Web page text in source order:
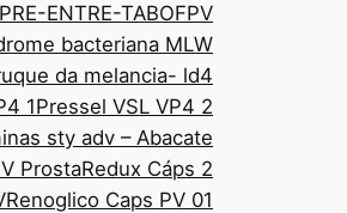
PRE-ENTRE-TABOFPV
bacteriana MLW
da melancia- ld4
1Pressel VSL VP4 2
sty adv – Abacate
ProstaRedux Cáps 2
Renoglico Caps PV 01